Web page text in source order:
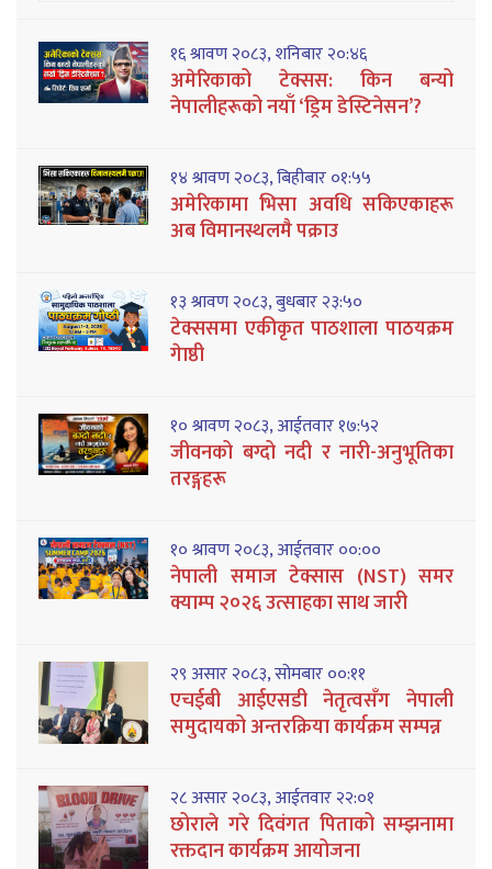
१६ श्रावण २०८३, शनिबार २०:४६
अमेरिकाको टेक्सस: किन बन्यो
नेपालीहरूको नयाँ ‘ड्रिम डेस्टिनेसन’?
१४ श्रावण २०८३, बिहीबार ०१:५५
अमेरिकामा भिसा अवधि सकिएकाहरू
अब विमानस्थलमै पक्राउ
१३ श्रावण २०८३, बुधबार २३:५०
टेक्ससमा एकीकृत पाठशाला पाठयक्रम
गेाष्ठी
१० श्रावण २०८३, आईतवार १७:५२
जीवनको बग्दो नदी र नारी-अनुभूतिका
तरङ्गहरू
१० श्रावण २०८३, आईतवार ००:००
नेपाली समाज टेक्सास (NST) समर
क्याम्प २०२६ उत्साहका साथ जारी
२९ असार २०८३, सोमबार ००:११
एचईबी आईएसडी नेतृत्वसँग नेपाली
समुदायको अन्तरक्रिया कार्यक्रम सम्पन्न
२८ असार २०८३, आईतवार २२:०१
छोराले गरे दिवंगत पिताको सम्झनामा
रक्तदान कार्यक्रम आयोजना